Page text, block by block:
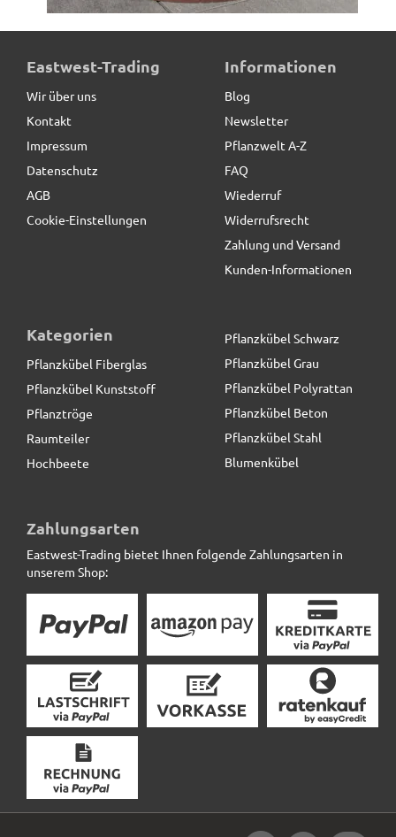
Standteile / Sockel aus Cortenstahl
12,90 € *
Eastwest-Trading
Wir über uns
Kontakt
Impressum
Datenschutz
AGB
Cookie-Einstellungen
Informationen
Blog
Newsletter
Pflanzwelt A-Z
FAQ
Wiederruf
Widerrufsrecht
Zahlung und Versand
Kunden-Informationen
Kategorien
Pflanzkübel Fiberglas
Pflanzkübel Kunststoff
Pflanztröge
Raumteiler
Hochbeete
Pflanzkübel Schwarz
Pflanzkübel Grau
Pflanzkübel Polyrattan
Pflanzkübel Beton
Pflanzkübel Stahl
Blumenkübel
Zahlungsarten
Eastwest-Trading bietet Ihnen folgende Zahlungsarten in
unserem Shop: